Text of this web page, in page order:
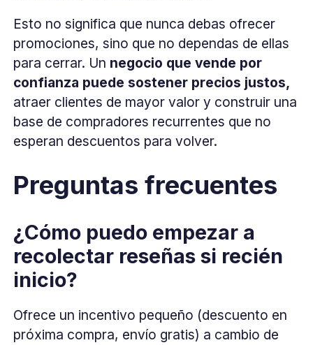
Esto no significa que nunca debas ofrecer
promociones, sino que no dependas de ellas
para cerrar. Un negocio que vende por
confianza puede sostener precios justos,
atraer clientes de mayor valor y construir una
base de compradores recurrentes que no
esperan descuentos para volver.
Preguntas frecuentes
¿Cómo puedo empezar a
recolectar reseñas si recién
inicio?
Ofrece un incentivo pequeño (descuento en
próxima compra, envío gratis) a cambio de